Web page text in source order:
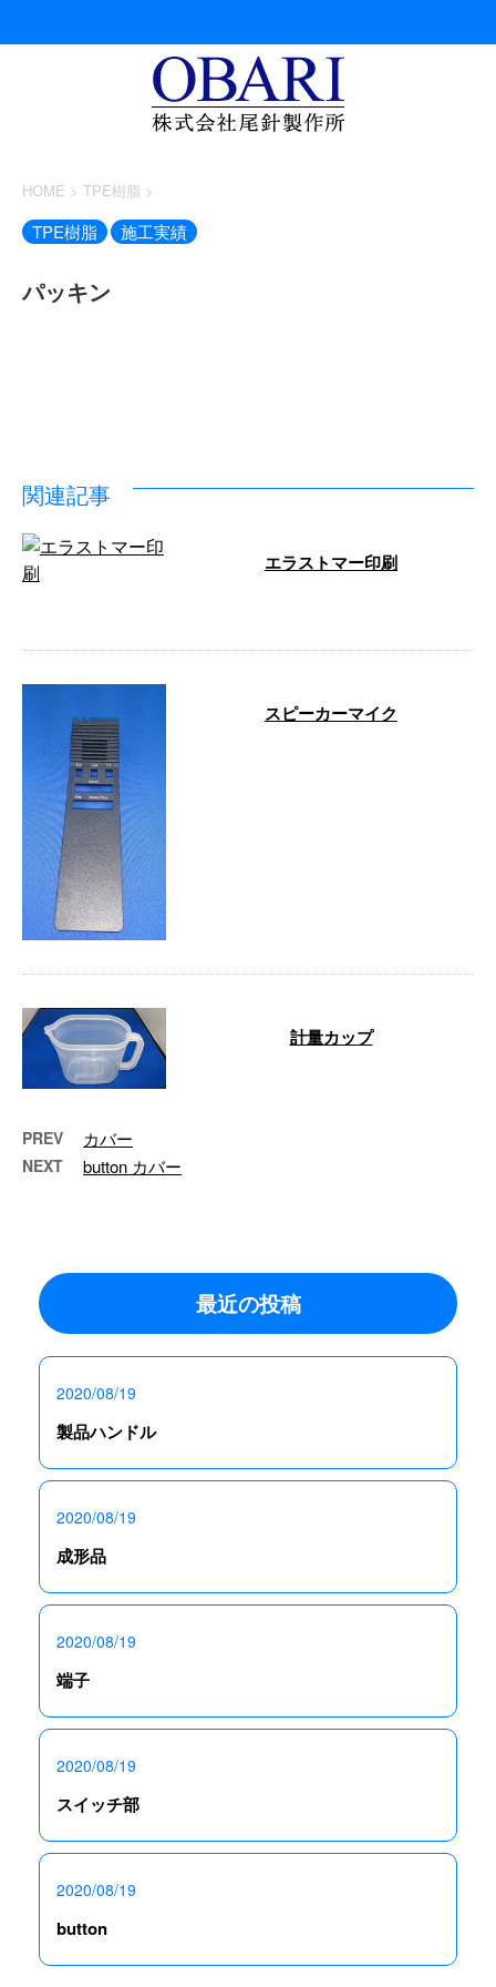
HOME > TPE樹脂 >
TPE樹脂 施工実績
パッキン
関連記事
エラストマー印刷
スピーカーマイク
計量カップ
PREV カバー
NEXT button カバー
最近の投稿
2020/08/19
製品ハンドル
2020/08/19
成形品
2020/08/19
端子
2020/08/19
スイッチ部
2020/08/19
button